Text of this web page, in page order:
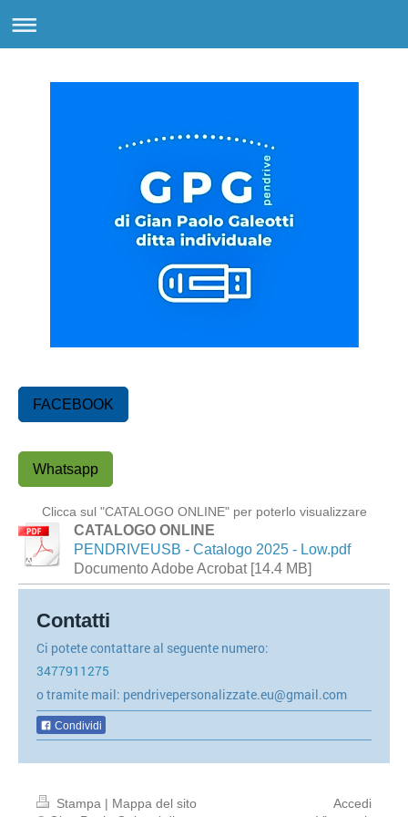
FACEBOOK
Whatsapp
Clicca sul "CATALOGO ONLINE" per poterlo visualizzare
CATALOGO ONLINE
PENDRIVEUSB - Catalogo 2025 - Low.pdf
Documento Adobe Acrobat [14.4 MB]
Contatti
Ci potete contattare al seguente numero:
3477911275
o tramite mail: pendrivepersonalizzate.eu@gmail.com
Condividi
Stampa | Mappa del sito
Accedi